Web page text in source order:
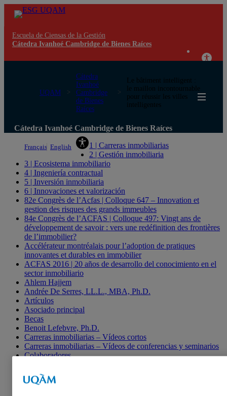
Escuela de Ciensas de la Gestión
Cátedra Ivanhoé Cambridge de Bienes Raíces
UQAM
Cátedra
Ivanhoé
Cambridge
de Bienes
Raíces
Le bâtiment intelligent :
le maillon incontournable
pour réussir les villes
intelligentes
Cátedra Ivanhoé Cambridge de Bienes Raíces
Français English
1 | Carreras inmobiliarias
2 | Gestión inmobiliaria
3 | Ecosistema inmobiliario
4 | Ingeniería contractual
5 | Inversión inmobiliaria
6 | Innovaciones et valorización
82e Congrès de l’Acfas | Colloque 647 – Innovation et
gestion des risques des grands immeubles
84e Congrès de l’ACFAS | Colloque 497: Vingt ans de
développement de savoir : vers une redéfinition des frontières
de l’immobilier?
Accélérateur montréalais pour l’adoption de pratiques
innovantes et durables en immobilier
ACFAS 2016 | 20 años de desarrollo del conocimiento en el
sector inmobiliario
Ahlem Hajjem
Andrée De Serres, LL.L., MBA, Ph.D.
Artículos
Asociado principal
Becas
Benoit Lefebvre, Ph.D.
Carreras inmobiliarias – Vídeos cortos
Carreras inmobiliarias – Vídeos de conferencias y seminarios
Colaboradores
Comités
Alain Coën